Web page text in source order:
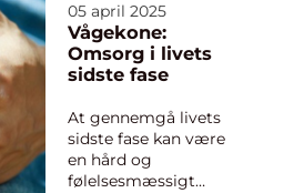
egenomsorg og
velvære. Flere og flere
vælger...
05 april 2025
Vågekone:
Omsorg i livets
sidste fase
At gennemgå livets
sidste fase kan være
en hård og
følelsesmæssigt